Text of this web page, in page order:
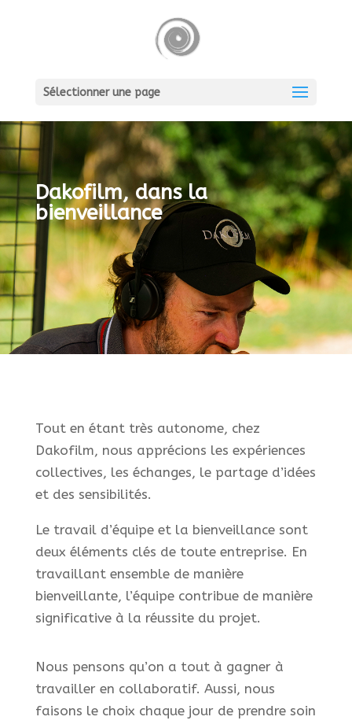
Sélectionner une page
Dakofilm,dans la
bienveillance
Tout en étant très autonome, chez
Dakofilm, nous apprécions les expériences
collectives, les échanges, le partage d’idées
et des sensibilités.
Le travail d’équipe et la bienveillance sont
deux éléments clés de toute entreprise. En
travaillant ensemble de manière
bienveillante, l’équipe contribue de manière
significative à la réussite du projet.
Nous pensons qu’on a tout à gagner à
travailler en collaboratif. Aussi, nous
faisons le choix chaque jour de prendre soin